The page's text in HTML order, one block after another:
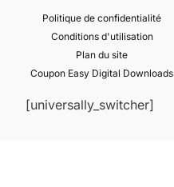
Politique de confidentialité
Conditions d'utilisation
Plan du site
Coupon Easy Digital Downloads
[universally_switcher]